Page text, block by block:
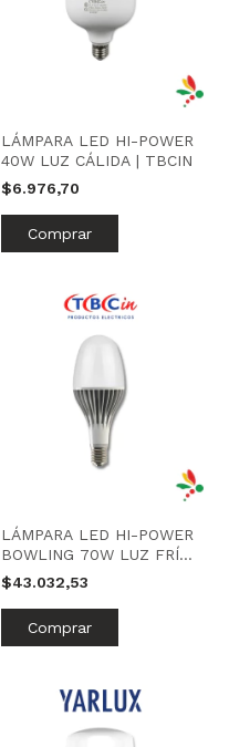
LÁMPARA LED HI-POWER
40W LUZ CÁLIDA | TBCIN
$6.976,70
LÁMPARA LED HI-POWER
BOWLING 70W LUZ FRÍA |
TBCIN
$43.032,53